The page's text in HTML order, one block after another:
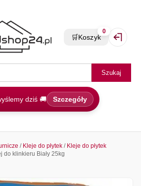
Szukaj
dziś 🚚 Szczegóły
🛒Koszyk
0
/ Kleje do płytek / Kleje do płytek
do klinkieru Biały 25kg